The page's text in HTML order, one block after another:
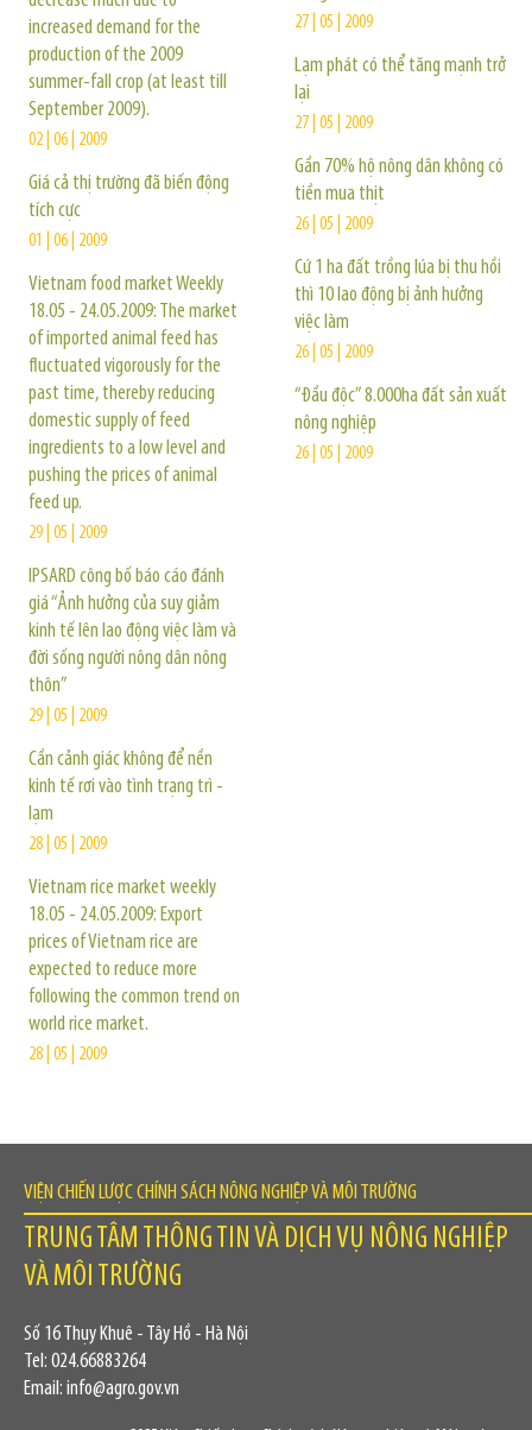
increased demand for the
production of the 2009
summer-fall crop (at least till
September 2009).
02 | 06 | 2009
Giá cả thị trường đã biến động
tích cực
01 | 06 | 2009
Vietnam food market Weekly
18.05 - 24.05.2009: The market
of imported animal feed has
fluctuated vigorously for the
past time, thereby reducing
domestic supply of feed
ingredients to a low level and
pushing the prices of animal
feed up.
29 | 05 | 2009
IPSARD công bố báo cáo đánh
giá “Ảnh hưởng của suy giảm
kinh tế lên lao động việc làm và
đời sống người nông dân nông
thôn”
29 | 05 | 2009
Cần cảnh giác không để nền
kinh tế rơi vào tình trạng trì -
lạm
28 | 05 | 2009
Vietnam rice market weekly
18.05 - 24.05.2009: Export
prices of Vietnam rice are
expected to reduce more
following the common trend on
world rice market.
28 | 05 | 2009
27 | 05 | 2009
Lạm phát có thể tăng mạnh trở
lại
27 | 05 | 2009
Gần 70% hộ nông dân không có
tiền mua thịt
26 | 05 | 2009
Cứ 1 ha đất trồng lúa bị thu hồi
thì 10 lao động bị ảnh hưởng
việc làm
26 | 05 | 2009
“Đầu độc” 8.000ha đất sản xuất
nông nghiệp
26 | 05 | 2009
VIỆN CHIẾN LƯỢC CHÍNH SÁCH NÔNG NGHIỆP VÀ MÔI TRƯỜNG
TRUNG TÂM THÔNG TIN VÀ DỊCH VỤ NÔNG NGHIỆP
VÀ MÔI TRƯỜNG
Số 16 Thụy Khuê - Tây Hồ - Hà Nội
Tel: 024.66883264
Email: info@agro.gov.vn